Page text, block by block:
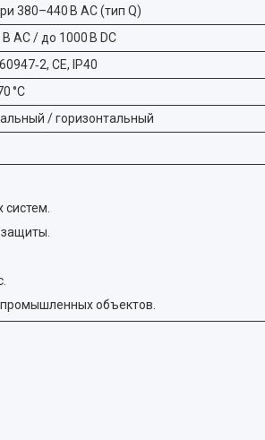
380–440 В AC (тип Q)
AC / до 1000 В DC
60947‑2, CE, IP40
°C
/ горизонтальный
объектов.